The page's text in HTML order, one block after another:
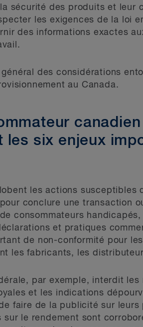
sécurité des produits et leur
les exigences de la loi
des informations exactes
des considérations
au Canada.
les six enjeux
les actions susceptibles
conclure une transaction
consommateurs
et pratiques
de non-conformité pour
les fabricants, les
par exemple, interdit les
et les indications
faire de la publicité sur
sur le rendement sont